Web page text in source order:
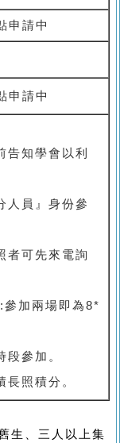
申請中
申請中
知學會以利
人員』身份參
者可先來電詢
加兩場即為8*
參加。
照積分。
生、三人以上集